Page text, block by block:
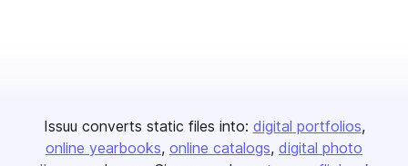
Issuu converts static files into: digital portfolios
online yearbooks online catalogs digital photo